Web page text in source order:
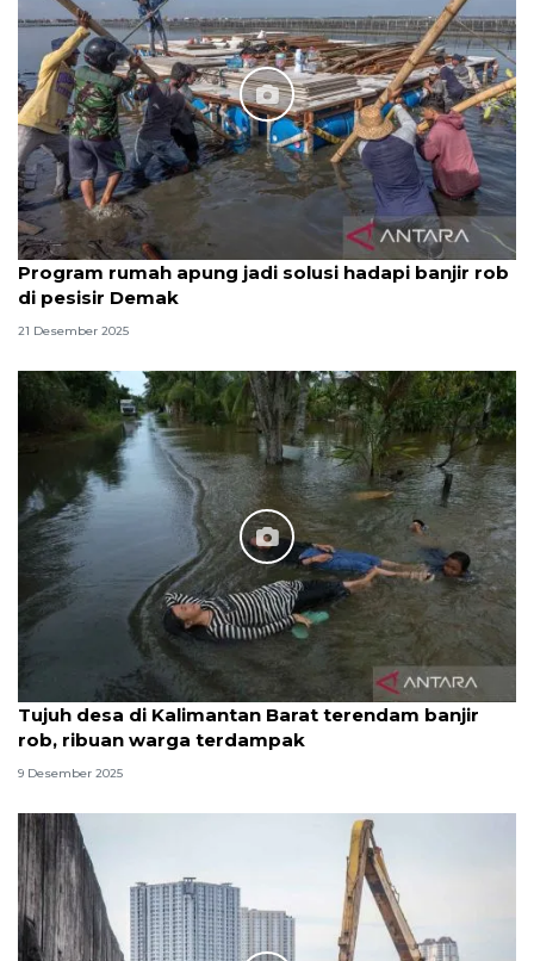
Program rumah apung jadi solusi hadapi banjir rob
di pesisir Demak
21 Desember 2025
Tujuh desa di Kalimantan Barat terendam banjir
rob, ribuan warga terdampak
9 Desember 2025